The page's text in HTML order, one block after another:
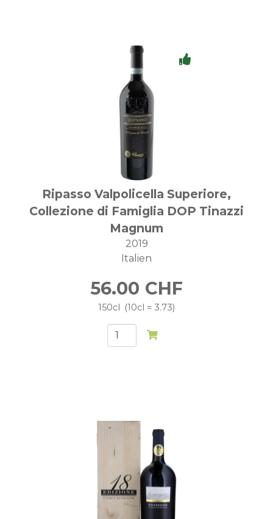
Ripasso Valpolicella Superiore,
Collezione di Famiglia DOP Tinazzi
Magnum
2019
Italien
56.00 CHF
150cl 10cl = 3.73